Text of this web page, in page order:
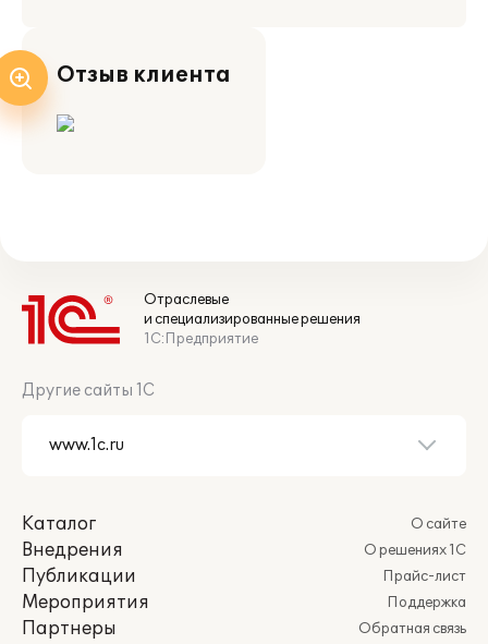
Отзыв клиента
Отраслевые
и специализированные решения
1С:Предприятие
Другие сайты 1С
Каталог
Внедрения
Публикации
Мероприятия
Партнеры
О сайте
О решениях 1С
Прайс-лист
Поддержка
Обратная связь